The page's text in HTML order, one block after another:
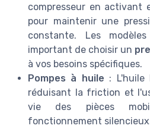
compresseur en activant
pour maintenir une
constante. Les
important de choisir un
à vos besoins spécifiques.
Pompes à huile : L'huile
réduisant la friction et
vie des pièces
fonctionnement